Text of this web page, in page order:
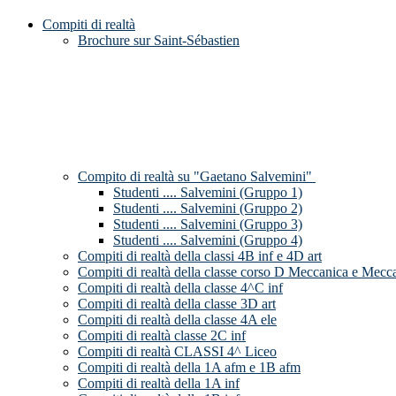
Compiti di realtà
Brochure sur Saint-Sébastien
Compito di realtà su "Gaetano Salvemini"
Studenti .... Salvemini (Gruppo 1)
Studenti .... Salvemini (Gruppo 2)
Studenti .... Salvemini (Gruppo 3)
Studenti .... Salvemini (Gruppo 4)
Compiti di realtà della classi 4B inf e 4D art
Compiti di realtà della classe corso D Meccanica e
Compiti di realtà della classe 4^C inf
Compiti di realtà della classe 3D art
Compiti di realtà della classe 4A ele
Compiti di realtà classe 2C inf
Compiti di realtà CLASSI 4^ Liceo
Compiti di realtà della 1A afm e 1B afm
Compiti di realtà della 1A inf